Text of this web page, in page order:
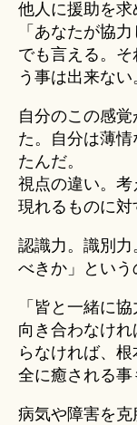
他人に援助を求
「あなたが協
でも言える。
う事は出来ない
自分のこの感
た。自分は薄
たんだ。
視点の違い。
現れるものに対
認識力。識別
べきか」という
「皆と一緒に
向き合わなけ
らなければ、
全に癒される事
病気や障害を克